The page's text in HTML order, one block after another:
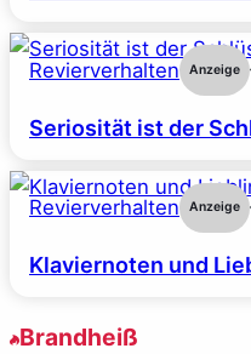
Revierverhalten Anzeige
Seriosität ist der
Revierverhalten Anzeige
Klaviernoten und
Brandheiß